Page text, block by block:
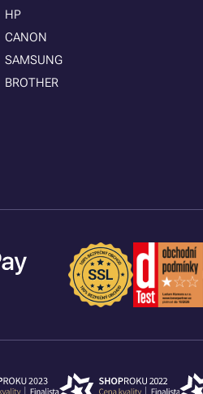
HP
CANON
SAMSUNG
BROTHER